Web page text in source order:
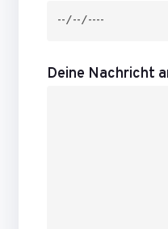
Deine Nachricht